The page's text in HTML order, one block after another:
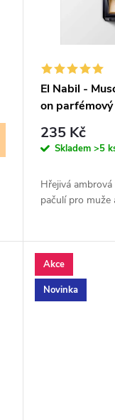
El Nabil -
on
235 Kč
Skladem>5
Hřejivá
pačulí pro muže
Akce
Novinka